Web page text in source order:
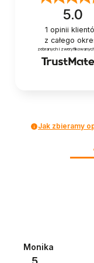
5.0
1 opinii
z całego
zebranych i
Jak zbieramy
Monika